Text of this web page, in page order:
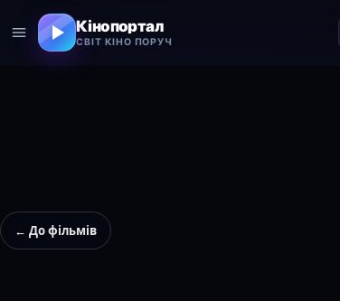
Кінопортал
СВІТ КІНО ПОРУЧ
← До фільмів